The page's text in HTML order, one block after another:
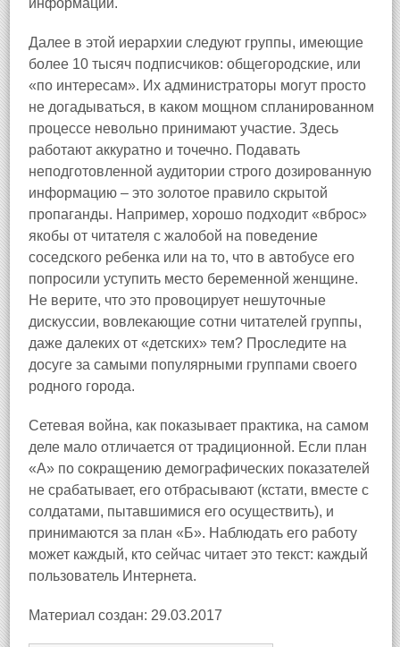
информации.
Далее в этой иерархии следуют группы, имеющие
более 10 тысяч подписчиков: общегородские, или
«по интересам». Их администраторы могут просто
не догадываться, в каком мощном спланированном
процессе невольно принимают участие. Здесь
работают аккуратно и точечно. Подавать
неподготовленной аудитории строго дозированную
информацию – это золотое правило скрытой
пропаганды. Например, хорошо подходит «вброс»
якобы от читателя с жалобой на поведение
соседского ребенка или на то, что в автобусе его
попросили уступить место беременной женщине.
Не верите, что это провоцирует нешуточные
дискуссии, вовлекающие сотни читателей группы,
даже далеких от «детских» тем? Проследите на
досуге за самыми популярными группами своего
родного города.
Сетевая война, как показывает практика, на самом
деле мало отличается от традиционной. Если план
«А» по сокращению демографических показателей
не срабатывает, его отбрасывают (кстати, вместе с
солдатами, пытавшимися его осуществить), и
принимаются за план «Б». Наблюдать его работу
может каждый, кто сейчас читает это текст: каждый
пользователь Интернета.
Материал создан: 29.03.2017